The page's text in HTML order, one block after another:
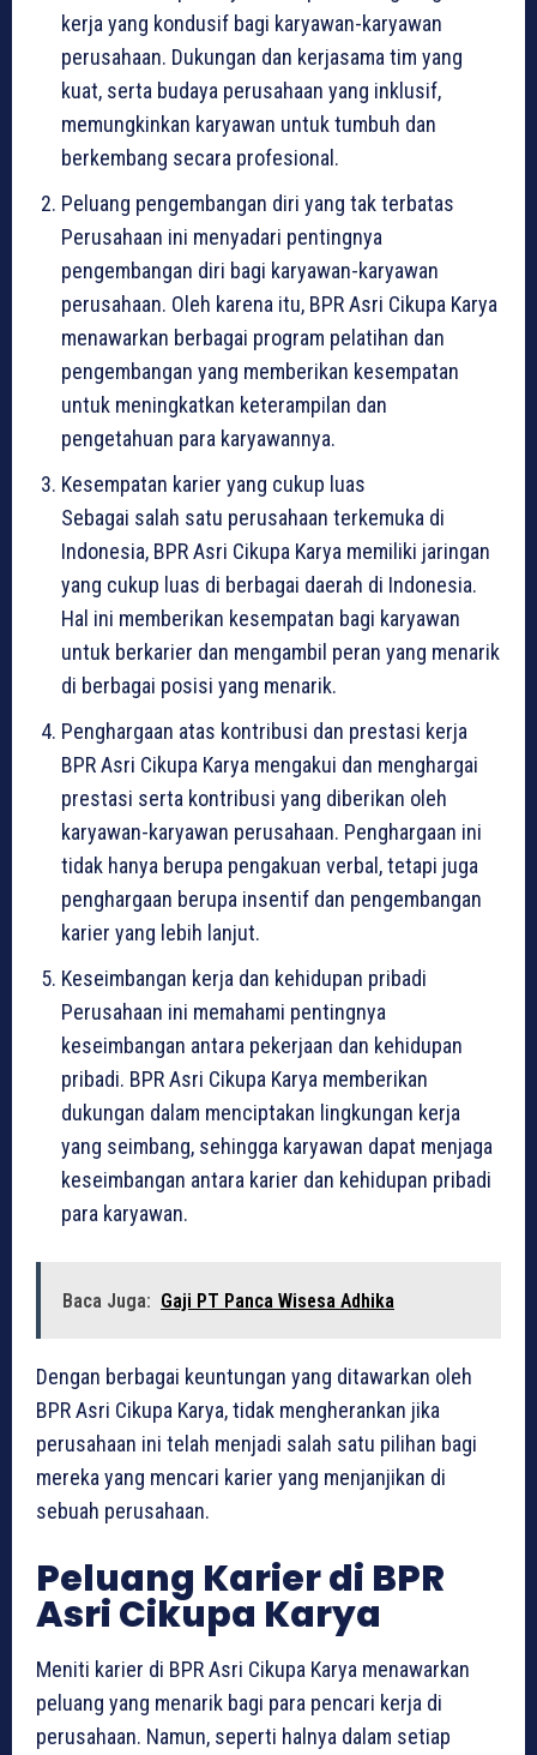
kerja yang kondusif bagi karyawan-karyawan
perusahaan. Dukungan dan kerjasama tim yang
kuat, serta budaya perusahaan yang inklusif,
memungkinkan karyawan untuk tumbuh dan
berkembang secara profesional.
Peluang pengembangan diri yang tak terbatas
Perusahaan ini menyadari pentingnya
pengembangan diri bagi karyawan-karyawan
perusahaan. Oleh karena itu, BPR Asri Cikupa Karya
menawarkan berbagai program pelatihan dan
pengembangan yang memberikan kesempatan
untuk meningkatkan keterampilan dan
pengetahuan para karyawannya.
Kesempatan karier yang cukup luas
Sebagai salah satu perusahaan terkemuka di
Indonesia, BPR Asri Cikupa Karya memiliki jaringan
yang cukup luas di berbagai daerah di Indonesia.
Hal ini memberikan kesempatan bagi karyawan
untuk berkarier dan mengambil peran yang menarik
di berbagai posisi yang menarik.
Penghargaan atas kontribusi dan prestasi kerja
BPR Asri Cikupa Karya mengakui dan menghargai
prestasi serta kontribusi yang diberikan oleh
karyawan-karyawan perusahaan. Penghargaan ini
tidak hanya berupa pengakuan verbal, tetapi juga
penghargaan berupa insentif dan pengembangan
karier yang lebih lanjut.
Keseimbangan kerja dan kehidupan pribadi
Perusahaan ini memahami pentingnya
keseimbangan antara pekerjaan dan kehidupan
pribadi. BPR Asri Cikupa Karya memberikan
dukungan dalam menciptakan lingkungan kerja
yang seimbang, sehingga karyawan dapat menjaga
keseimbangan antara karier dan kehidupan pribadi
para karyawan.
Baca Juga: Gaji PT Panca Wisesa Adhika
Dengan berbagai keuntungan yang ditawarkan oleh
BPR Asri Cikupa Karya, tidak mengherankan jika
perusahaan ini telah menjadi salah satu pilihan bagi
mereka yang mencari karier yang menjanjikan di
sebuah perusahaan.
Peluang Karier di BPR
Asri Cikupa Karya
Meniti karier di BPR Asri Cikupa Karya menawarkan
peluang yang menarik bagi para pencari kerja di
perusahaan. Namun, seperti halnya dalam setiap